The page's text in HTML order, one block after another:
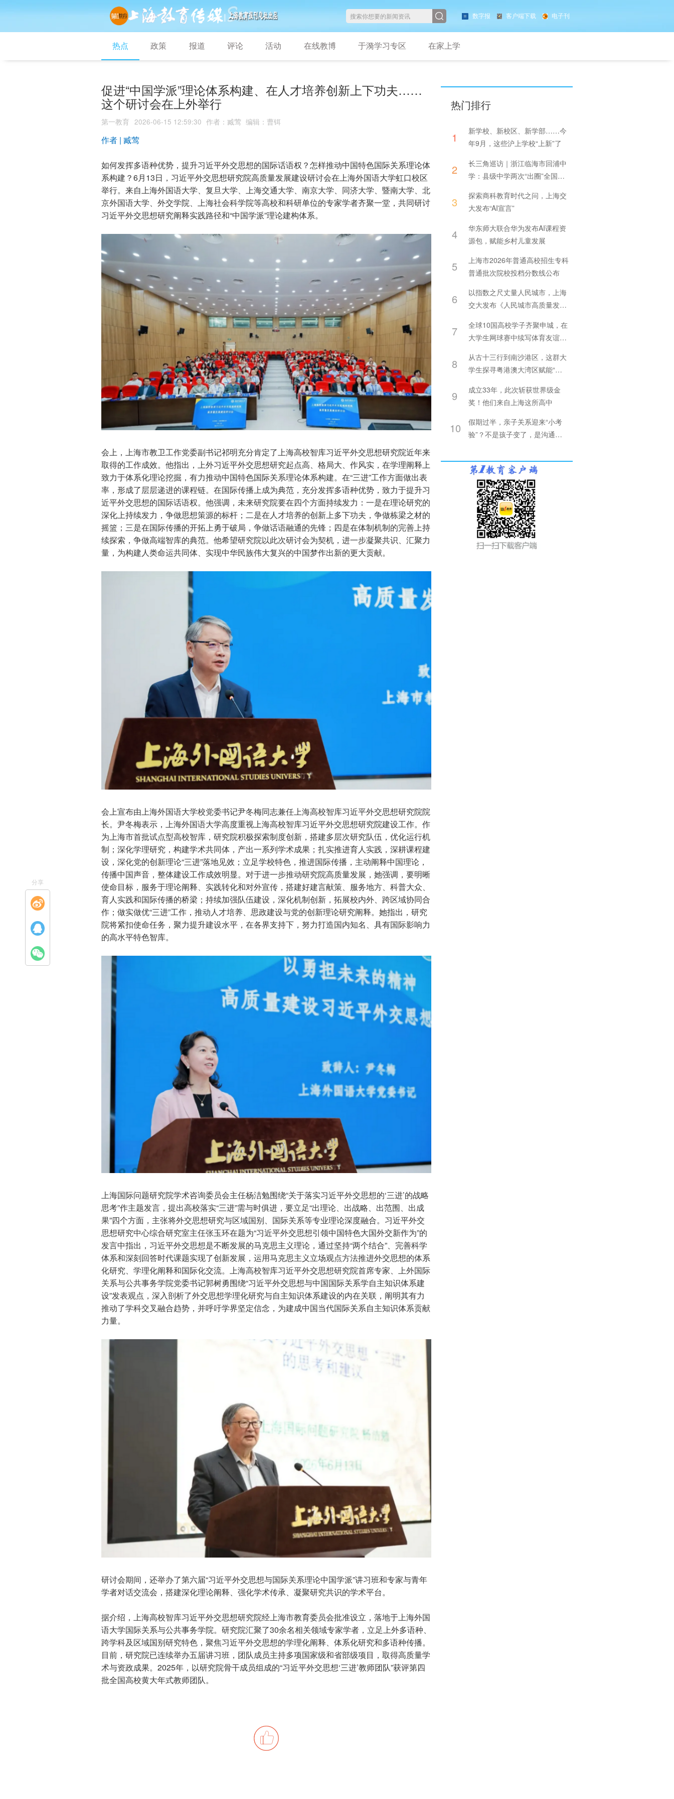
数字报 客户端下载 电子刊
热点 政策 报道 评论 活动 在线教博 于漪学习专区 在家上学
促进“中国学派”理论体系构建、在人才培养创新上下功夫……
这个研讨会在上外举行
第一教育 2026-06-15 12:59:30 作者 ： 臧莺 编辑 ： 曹铒
作者 | 臧莺
如何发挥多语种优势，提升习近平外交思想的国际话语权？怎样推动中国特色国际关系理论体
系构建？6月13日，习近平外交思想研究院高质量发展建设研讨会在上海外国语大学虹口校区
举行。来自上海外国语大学、复旦大学、上海交通大学、南京大学、同济大学、暨南大学、北
京外国语大学、外交学院、上海社会科学院等高校和科研单位的专家学者齐聚一堂，共同研讨
习近平外交思想研究阐释实践路径和“中国学派”理论建构体系。
会上，上海市教卫工作党委副书记祁明充分肯定了上海高校智库习近平外交思想研究院近年来
取得的工作成效。他指出，上外习近平外交思想研究起点高、格局大、作风实，在学理阐释上
致力于体系化理论挖掘，有力推动中国特色国际关系理论体系构建。在“三进”工作方面做出表
率，形成了层层递进的课程链。在国际传播上成为典范，充分发挥多语种优势，致力于提升习
近平外交思想的国际话语权。他强调，未来研究院要在四个方面持续发力：一是在理论研究的
深化上持续发力，争做思想策源的标杆；二是在人才培养的创新上多下功夫，争做栋梁之材的
摇篮；三是在国际传播的开拓上勇于破局，争做话语融通的先锋；四是在体制机制的完善上持
续探索，争做高端智库的典范。他希望研究院以此次研讨会为契机，进一步凝聚共识、汇聚力
量，为构建人类命运共同体、实现中华民族伟大复兴的中国梦作出新的更大贡献。
会上宣布由上海外国语大学校党委书记尹冬梅同志兼任上海高校智库习近平外交思想研究院院
长。尹冬梅表示，上海外国语大学高度重视上海高校智库习近平外交思想研究院建设工作。作
为上海市首批试点型高校智库，研究院积极探索制度创新，搭建多层次研究队伍，优化运行机
制；深化学理研究，构建学术共同体，产出一系列学术成果；扎实推进育人实践，深耕课程建
设，深化党的创新理论“三进”落地见效；立足学校特色，推进国际传播，主动阐释中国理论，
传播中国声音，整体建设工作成效明显。对于进一步推动研究院高质量发展，她强调，要明晰
使命目标，服务于理论阐释、实践转化和对外宣传，搭建好建言献策、服务地方、科普大众、
育人实践和国际传播的桥梁；持续加强队伍建设，深化机制创新，拓展校内外、跨区域协同合
作；做实做优“三进”工作，推动人才培养、思政建设与党的创新理论研究阐释。她指出，研究
院将紧扣使命任务，聚力提升建设水平，在各界支持下，努力打造国内知名、具有国际影响力
的高水平特色智库。
上海国际问题研究院学术咨询委员会主任杨洁勉围绕“关于落实习近平外交思想的‘三进’的战略
思考”作主题发言，提出高校落实“三进”需与时俱进，要立足“出理论、出战略、出范围、出成
果”四个方面，主张将外交思想研究与区域国别、国际关系等专业理论深度融合。习近平外交
思想研究中心综合研究室主任张玉环在题为“习近平外交思想引领中国特色大国外交新作为”的
发言中指出，习近平外交思想是不断发展的马克思主义理论，通过坚持“两个结合”、完善科学
体系和深刻回答时代课题实现了创新发展，运用马克思主义立场观点方法推进外交思想的体系
化研究、学理化阐释和国际化交流。上海高校智库习近平外交思想研究院首席专家、上外国际
关系与公共事务学院党委书记郭树勇围绕“习近平外交思想与中国国际关系学自主知识体系建
设”发表观点，深入剖析了外交思想学理化研究与自主知识体系建设的内在关联，阐明其有力
推动了学科交叉融合趋势，并呼吁学界坚定信念，为建成中国当代国际关系自主知识体系贡献
力量。
研讨会期间，还举办了第六届“习近平外交思想与国际关系理论中国学派”讲习班和专家与青年
学者对话交流会，搭建深化理论阐释、强化学术传承、凝聚研究共识的学术平台。
据介绍，上海高校智库习近平外交思想研究院经上海市教育委员会批准设立，落地于上海外国
语大学国际关系与公共事务学院。研究院汇聚了30余名相关领域专家学者，立足上外多语种、
跨学科及区域国别研究特色，聚焦习近平外交思想的学理化阐释、体系化研究和多语种传播。
目前，研究院已连续举办五届讲习班，团队成员主持多项国家级和省部级项目，取得高质量学
术与资政成果。2025年，以研究院骨干成员组成的“习近平外交思想‘三进’教师团队”获评第四
批全国高校黄大年式教师团队。
分享
热门排行
1
新学校、新校区、新学部……今
年9月，这些沪上学校“上新”了
2
长三角巡访｜浙江临海市回浦中
学：县级中学两次“出圈”全国，
3
探索商科教育时代之问，上海交
大发布“AI宣言”
4
华东师大联合华为发布AI课程资
源包，赋能乡村儿童发展
5
上海市2026年普通高校招生专科
普通批次院校投档分数线公布
6
以指数之尺丈量人民城市，上海
交大发布《人民城市高质量发展
7
全球10国高校学子齐聚申城，在
大学生网球赛中续写体育友谊新
8
从古十三行到南沙港区，这群大
学生探寻粤港澳大湾区赋能“一
9
成立33年，此次斩获世界级金
奖！他们来自上海这所高中
10
假期过半，亲子关系迎来“小考
验”？不是孩子变了，是沟通方